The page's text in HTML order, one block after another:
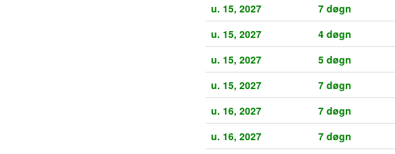
u. 15, 2027
7 døgn
u. 15, 2027
4 døgn
u. 15, 2027
5 døgn
u. 15, 2027
7 døgn
u. 16, 2027
7 døgn
u. 16, 2027
7 døgn